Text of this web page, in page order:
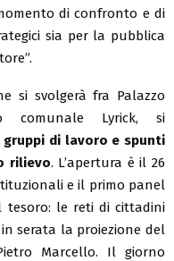
di confronto e di
sia per la pubblica
si svolgerà fra Palazzo
comunale Lyrick, si
di lavoro e spunti
rilievo. L’apertura è il 26
e il primo panel
tesoro: le reti di cittadini
serata la proiezione del
Marcello. Il giorno